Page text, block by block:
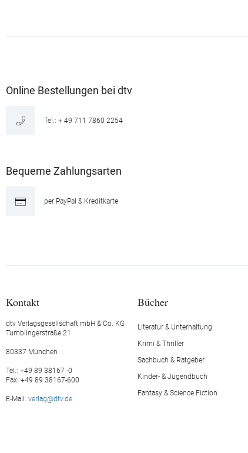
Online Bestellungen bei dtv
Tel.: + 49 711 7860 2254
Bequeme Zahlungsarten
per PayPal & Kreditkarte
Kontakt
dtv Verlagsgesellschaft mbH & Co. KG
Tumblingerstraße 21
80337 München
Tel.: +49 89 38167 -0
Fax: +49 89 38167-600
E-Mail: verlag@dtv.de
Bücher
Literatur & Unterhaltung
Krimi & Thriller
Sachbuch & Ratgeber
Kinder- & Jugendbuch
Fantasy & Science Fiction